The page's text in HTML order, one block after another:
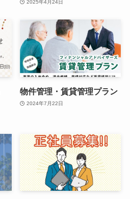
2025年4月24日
物件管理・賃貸管理プラン
2024年7月22日